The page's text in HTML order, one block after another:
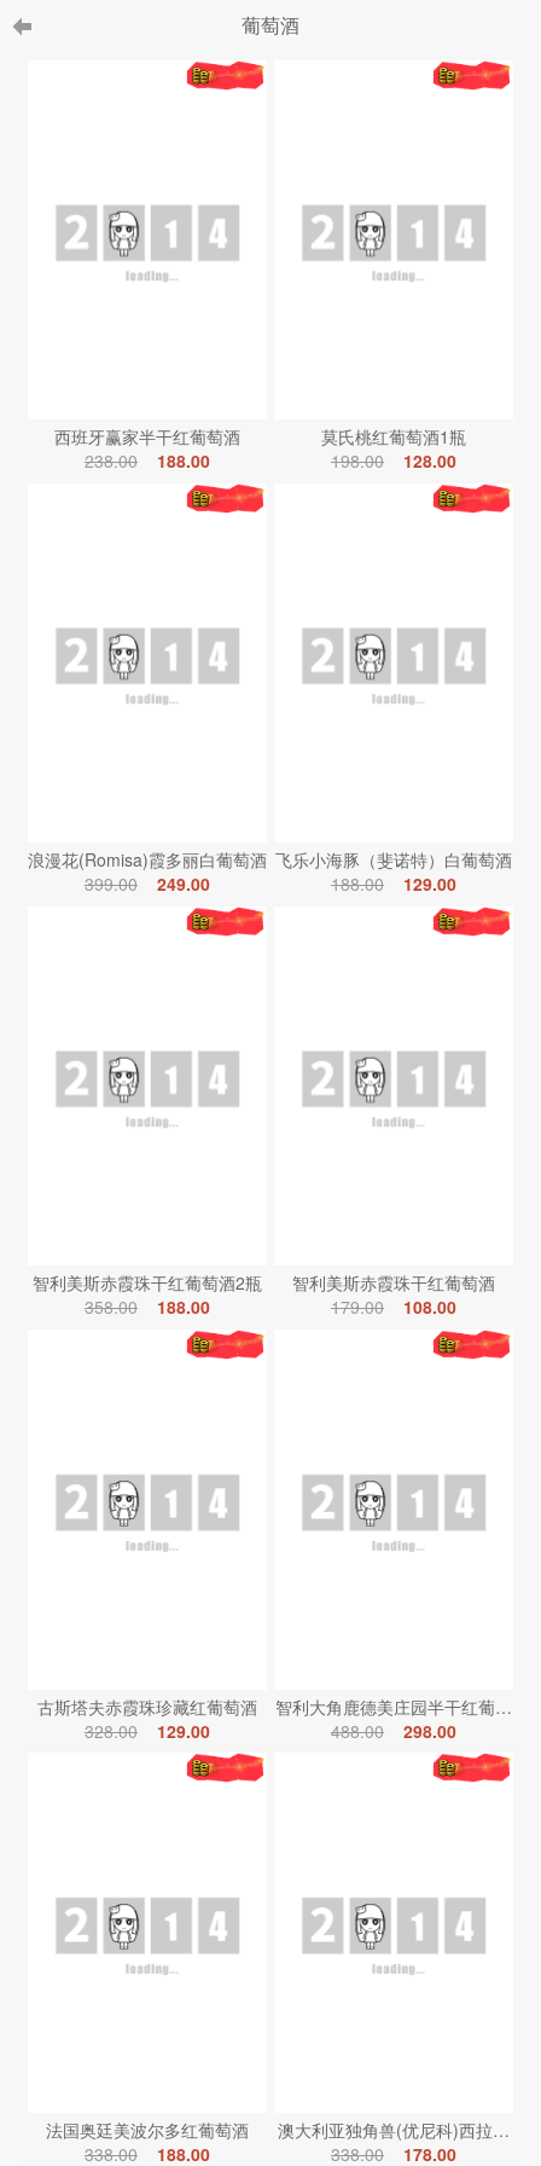
葡萄酒
西班牙赢家半干红葡萄酒
238.00
188.00
莫氏桃红葡萄酒1瓶
198.00
128.00
浪漫花(Romisa)霞多丽白葡萄酒
399.00
249.00
飞乐小海豚（斐诺特）白葡萄酒
188.00
129.00
智利美斯赤霞珠干红葡萄酒2瓶
358.00
188.00
智利美斯赤霞珠干红葡萄酒
179.00
108.00
古斯塔夫赤霞珠珍藏红葡萄酒
328.00
129.00
智利大角鹿德美庄园半干红葡萄酒
488.00
298.00
法国奥廷美波尔多红葡萄酒
338.00
188.00
澳大利亚独角兽(优尼科)西拉红葡
338.00
178.00